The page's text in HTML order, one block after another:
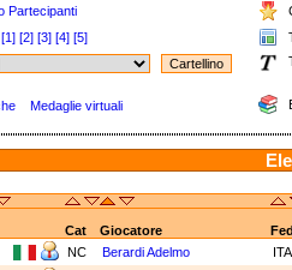
Partecipanti
[1] [2] [3] [4] [5]
Medaglie virtuali
Cat Giocatore
NC Berardi Adelmo